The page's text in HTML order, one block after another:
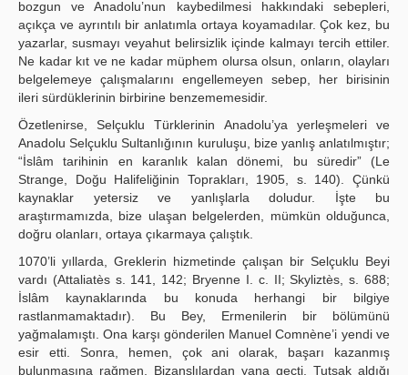
bozgun ve Anadolu’nun kaybedilmesi hakkındaki sebepleri,
açıkça ve ayrıntılı bir anlatımla ortaya koyamadılar. Çok kez, bu
yazarlar, susmayı veyahut belirsizlik içinde kalmayı tercih ettiler.
Ne kadar kıt ve ne kadar müphem olursa olsun, onların, olayları
belgelemeye çalışmalarını engellemeyen sebep, her birisinin
ileri sürdüklerinin birbirine benzememesidir.
Özetlenirse, Selçuklu Türklerinin Anadolu’ya yerleşmeleri ve
Anadolu Selçuklu Sultanlığının kuruluşu, bize yanlış anlatılmıştır;
“İslâm tarihinin en karanlık kalan dönemi, bu süredir” (Le
Strange, Doğu Halifeliğinin Toprakları, 1905, s. 140). Çünkü
kaynaklar yetersiz ve yanlışlarla doludur. İşte bu
araştırmamızda, bize ulaşan belgelerden, mümkün olduğunca,
doğru olanları, ortaya çıkarmaya çalıştık.
1070’li yıllarda, Greklerin hizmetinde çalışan bir Selçuklu Beyi
vardı (Attaliatès s. 141, 142; Bryenne I. c. II; Skyliztès, s. 688;
İslâm kaynaklarında bu konuda herhangi bir bilgiye
rastlanmamaktadır). Bu Bey, Ermenilerin bir bölümünü
yağmalamıştı. Ona karşı gönderilen Manuel Comnène’i yendi ve
esir etti. Sonra, hemen, çok ani olarak, başarı kazanmış
bulunmasına rağmen, Bizanslılardan yana geçti. Tutsak aldığı